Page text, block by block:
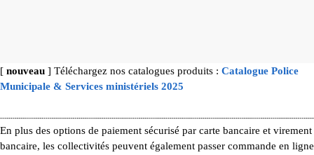
[ nouveau ] Téléchargez nos catalogues produits : Catalogue Police
Municipale & Services ministériels 2025
En plus des options de paiement sécurisé par carte bancaire et virement
bancaire, les collectivités peuvent également passer commande en ligne